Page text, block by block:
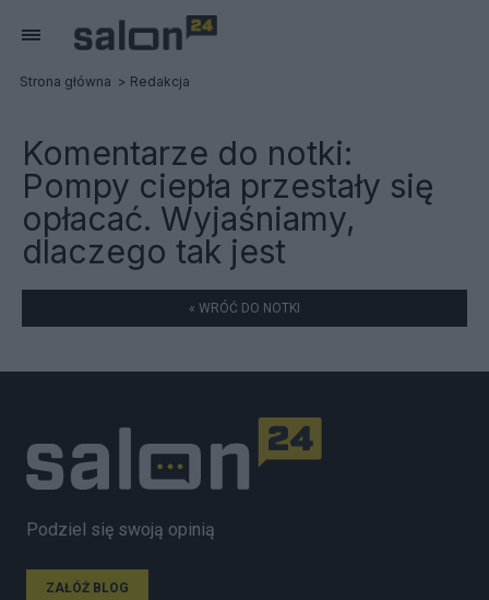
Strona główna Redakcja
Komentarze do notki:
Pompy ciepła przestały się
opłacać. Wyjaśniamy,
dlaczego tak jest
« WRÓĆ DO NOTKI
Podziel się swoją opinią
ZAŁÓŻ BLOG